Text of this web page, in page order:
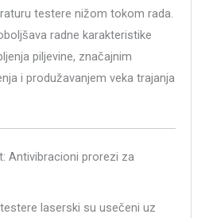
testere nižom tokom rada.
radne karakteristike
piljevine, značajnim
i produžavanjem veka trajanja
Antivibracioni prorezi za
laserski su usečeni uz